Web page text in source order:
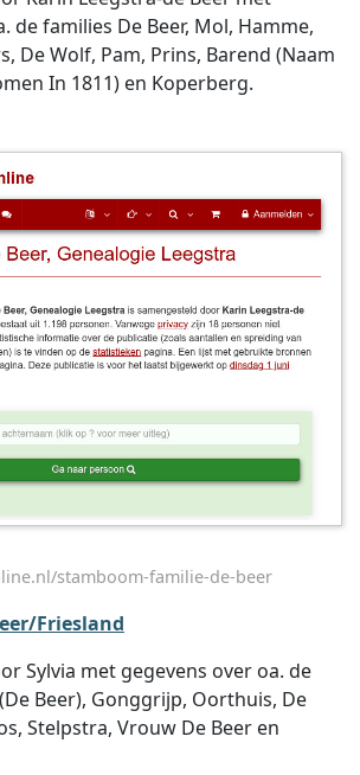
de families De Beer, Mol, Hamme,
De Wolf, Pam, Prins, Barend (Naam
In 1811) en Koperberg.
stamboom-familie-de-beer
Friesland
Sylvia met gegevens over oa. de
Beer), Gonggrijp, Oorthuis, De
Stelpstra, Vrouw De Beer en